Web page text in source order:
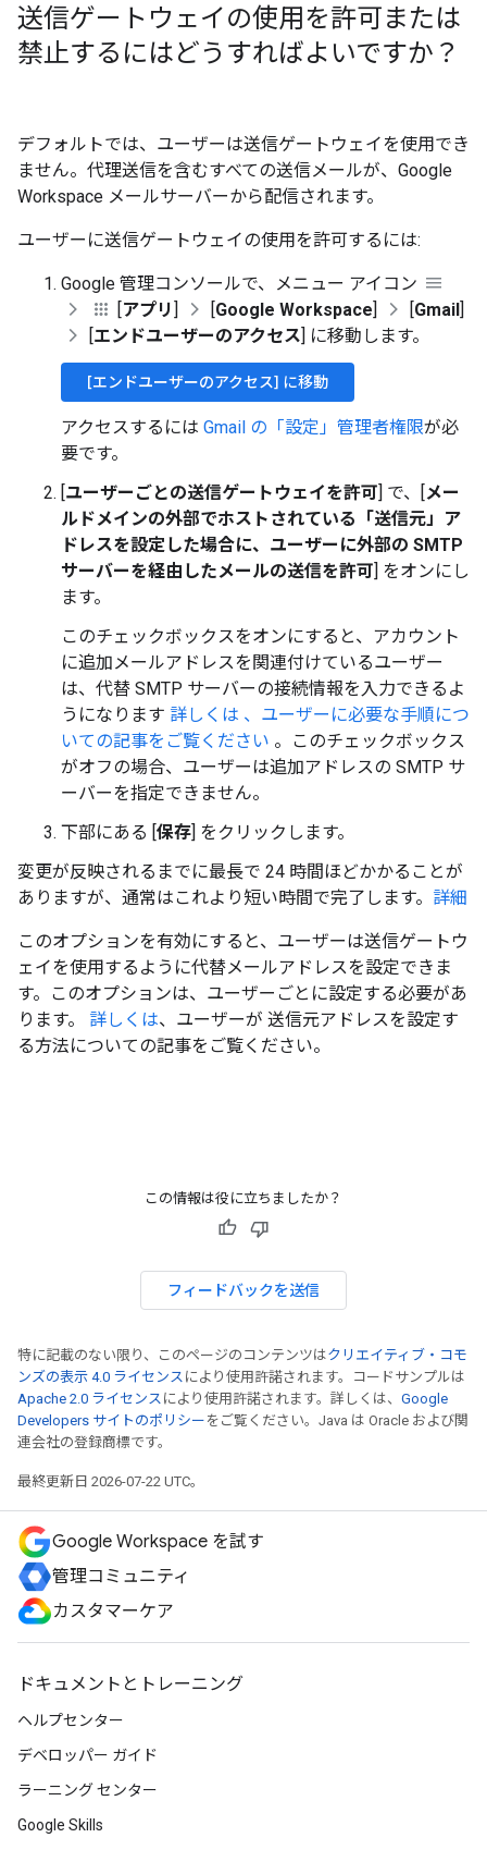
送信ゲートウェイの使用を許可または
禁止するにはどうすればよいですか？
デフォルトでは、ユーザーは送信ゲートウェイを使用でき
ません。代理送信を含むすべての送信メールが、Google
Workspace メールサーバーから配信されます。
ユーザーに送信ゲートウェイの使用を許可するには:
Google 管理コンソールで、メニュー アイコン
[アプリ] [Google Workspace] [Gmail]
[エンドユーザーのアクセス] に移動します。
[エンドユーザーのアクセス] に移動
アクセスするには Gmail の「設定」管理者権限が必
要です。
[ユーザーごとの送信ゲートウェイを許可] で、[メー
ルドメインの外部でホストされている「送信元」ア
ドレスを設定した場合に、ユーザーに外部の SMTP
サーバーを経由したメールの送信を許可] をオンにし
ます。
このチェックボックスをオンにすると、アカウント
に追加メールアドレスを関連付けているユーザー
は、代替 SMTP サーバーの接続情報を入力できるよ
うになります 詳しくは 、ユーザーに必要な手順につ
いての記事をご覧ください 。このチェックボックス
がオフの場合、ユーザーは追加アドレスの SMTP サ
ーバーを指定できません。
下部にある [保存] をクリックします。
変更が反映されるまでに最長で 24 時間ほどかかることが
ありますが、通常はこれより短い時間で完了します。 詳細
このオプションを有効にすると、ユーザーは送信ゲートウ
ェイを使用するように代替メールアドレスを設定できま
す。このオプションは、ユーザーごとに設定する必要があ
ります。 詳しくは、ユーザーが 送信元アドレスを設定す
る方法についての記事をご覧ください。
この情報は役に立ちましたか？
フィードバックを送信
特に記載のない限り、このページのコンテンツはクリエイティブ・コモ
ンズの表示 4.0 ライセンス により使用許諾されます。コードサンプルは
Apache 2.0 ライセンス により使用許諾されます。詳しくは、 Google
Developers サイトのポリシー をご覧ください。Java は Oracle および関
連会社の登録商標です。
最終更新日 2026-07-22 UTC。
Google Workspace を試す
管理コミュニティ
カスタマーケア
ドキュメントとトレーニング
ヘルプセンター
デベロッパー ガイド
ラーニング センター
Google Skills